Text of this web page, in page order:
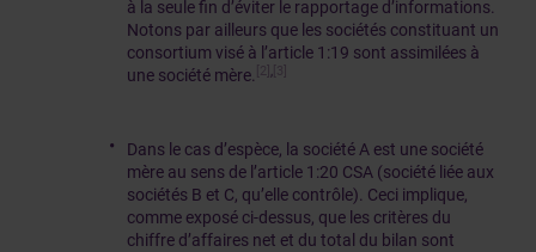
à la seule fin d’éviter le rapportage d’informations.
Notons par ailleurs que les sociétés constituant un
consortium visé à l’article 1:19 sont assimilées à
une société mère.
[2] , [3]
Dans le cas d’espèce, la société A est une société
mère au sens de l’article 1:20 CSA (société liée aux
sociétés B et C, qu’elle contrôle). Ceci implique,
comme exposé ci-dessus, que les critères du
chiffre d’affaires net et du total du bilan sont